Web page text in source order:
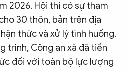
Podcast
Ảnh
2026. Hội thi có sự tham
30 thôn, bản trên địa
thức và xử lý tình huống.
trình, Công an xã đã tiến
đối với toàn bộ lực lượng